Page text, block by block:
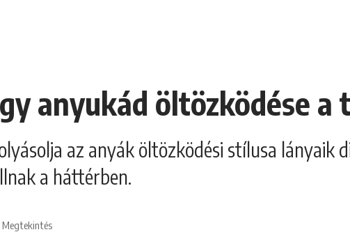
anyukád öltözködése a
az anyák öltözködési stílusa lányaik
a háttérben.
Megtekintés